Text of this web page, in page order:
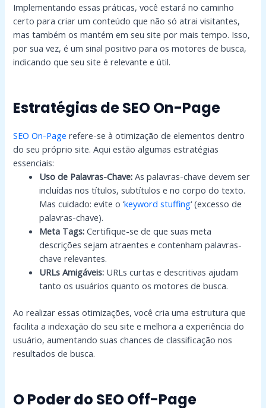
Implementando essas práticas, você estará no caminho
certo para criar um conteúdo que não só atrai visitantes,
mas também os mantém em seu site por mais tempo. Isso,
por sua vez, é um sinal positivo para os motores de busca,
indicando que seu site é relevante e útil.
Estratégias de SEO On-Page
SEO On-Page refere-se à otimização de elementos dentro
do seu próprio site. Aqui estão algumas estratégias
essenciais:
Uso de Palavras-Chave: As palavras-chave devem ser
incluídas nos títulos, subtítulos e no corpo do texto.
Mas cuidado: evite o ‘keyword stuffing‘ (excesso de
palavras-chave).
Meta Tags: Certifique-se de que suas meta
descrições sejam atraentes e contenham palavras-
chave relevantes.
URLs Amigáveis: URLs curtas e descritivas ajudam
tanto os usuários quanto os motores de busca.
Ao realizar essas otimizações, você cria uma estrutura que
facilita a indexação do seu site e melhora a experiência do
usuário, aumentando suas chances de classificação nos
resultados de busca.
O Poder do SEO Off-Page